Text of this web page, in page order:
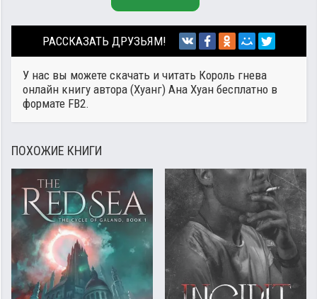
РАССКАЗАТЬ ДРУЗЬЯМ!
У нас вы можете скачать и читать Король гнева
онлайн книгу автора (Хуанг) Ана Хуан бесплатно в
формате FB2.
ПОХОЖИЕ КНИГИ